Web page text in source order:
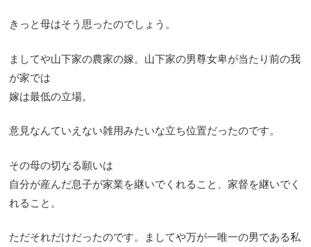
きっと母はそう思ったのでしょう。
ましてや山下家の農家の嫁。山下家の男尊女卑が当たり前の我
が家では
嫁は最低の立場。
意見なんていえない雑用みたいな立ち位置だったのです。
その母の切なる願いは
自分が産んだ息子が家業を継いでくれること、家督を継いでく
れること。
ただそれだけだったのです。ましてや万が一唯一の男である私